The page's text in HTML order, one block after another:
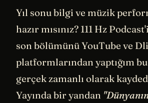
Yıl sonu bilgi ve müzik
hazır mısınız? 111 Hz
son bölümünü YouTube ve
platformlarından yaptığım bu
gerçek zamanlı olarak
Yayında bir yandan